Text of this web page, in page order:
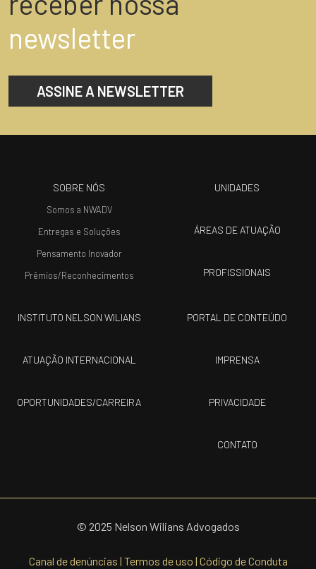
newsletter
ASSINE A NEWSLETTER
SOBRE NÓS
Somos a NWADV
Entregas e Soluções
Pensamento Inovador
Prêmios/Reconhecimentos
UNIDADES
ÁREAS DE ATUAÇÃO
PROFISSIONAIS
INSTITUTO NELSON WILIANS
ATUAÇÃO INTERNACIONAL
OPORTUNIDADES/CARREIRA
PORTAL DE CONTEÚDO
IMPRENSA
PRIVACIDADE
CONTATO
© 2025 Nelson Wilians Advogados
Canal de denúncias | Termos de uso | Código de Conduta